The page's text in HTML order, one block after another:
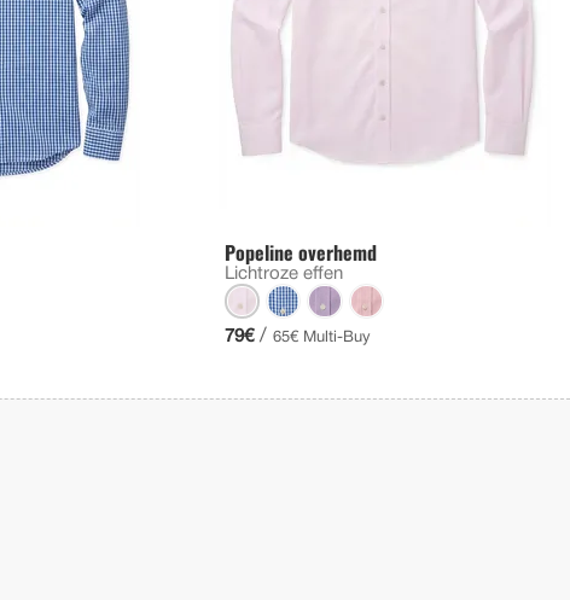
Popeline overhemd
Lichtroze effen
79€ / 65€ Multi-Buy